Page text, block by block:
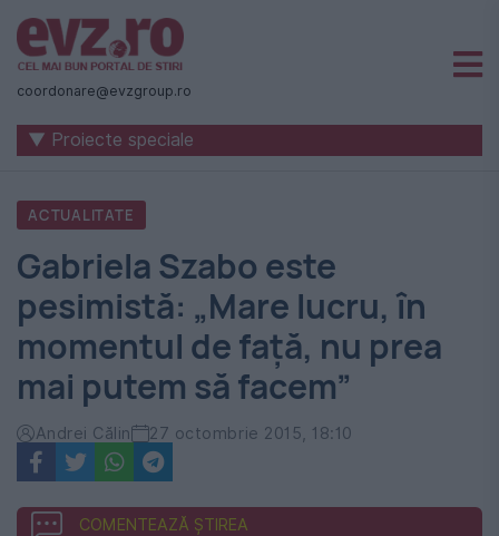
Știri
naționale
internaționale
România
-
Evenimentul
Zilei
coordonare@evzgroup.ro
▼ Proiecte speciale
ACTUALITATE
Gabriela Szabo este
pesimistă: „Mare lucru, în
momentul de faţă, nu prea
mai putem să facem”
Andrei Călin 27 octombrie 2015, 18:10
COMENTEAZĂ ȘTIREA